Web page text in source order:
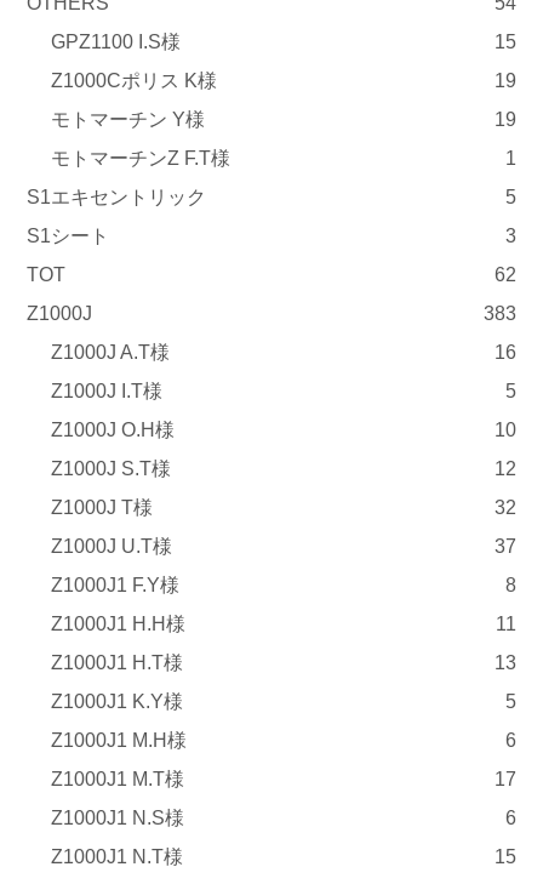
GPZ1100 I.S様
15
Z1000Cポリス K様
19
モトマーチン Y様
19
モトマーチンZ F.T様
1
S1エキセントリック
5
S1シート
3
TOT
62
Z1000J
383
Z1000J A.T様
16
Z1000J I.T様
5
Z1000J O.H様
10
Z1000J S.T様
12
Z1000J T様
32
Z1000J U.T様
37
Z1000J1 F.Y様
8
Z1000J1 H.H様
11
Z1000J1 H.T様
13
Z1000J1 K.Y様
5
Z1000J1 M.H様
6
Z1000J1 M.T様
17
Z1000J1 N.S様
6
Z1000J1 N.T様
15